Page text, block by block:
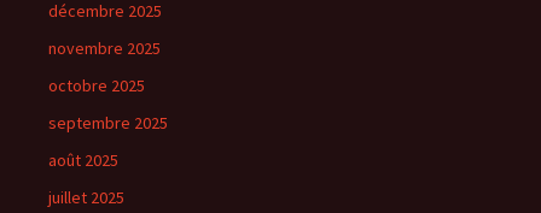
décembre 2025
novembre 2025
octobre 2025
septembre 2025
août 2025
juillet 2025